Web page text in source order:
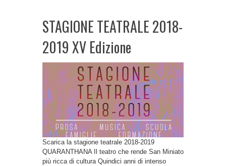
STAGIONE TEATRALE 2018-
2019 XV Edizione
Scarica la stagione teatrale 2018-2019
QUARANTHANA Il teatro che rende San Miniato
più ricca di cultura Quindici anni di intenso